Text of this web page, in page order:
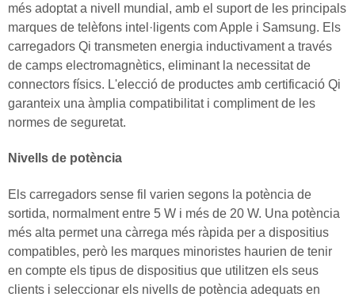
més adoptat a nivell mundial, amb el suport de les principals
marques de telèfons intel·ligents com Apple i Samsung. Els
carregadors Qi transmeten energia inductivament a través
de camps electromagnètics, eliminant la necessitat de
connectors físics. L'elecció de productes amb certificació Qi
garanteix una àmplia compatibilitat i compliment de les
normes de seguretat.
Nivells de potència
Els carregadors sense fil varien segons la potència de
sortida, normalment entre 5 W i més de 20 W. Una potència
més alta permet una càrrega més ràpida per a dispositius
compatibles, però les marques minoristes haurien de tenir
en compte els tipus de dispositius que utilitzen els seus
clients i seleccionar els nivells de potència adequats en